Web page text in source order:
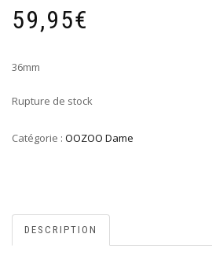
59,95€
36mm
Rupture de stock
Catégorie : OOZOO Dame
DESCRIPTION